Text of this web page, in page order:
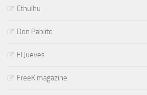
Cthulhu
Don Pablito
El Jueves
FreeK magazine